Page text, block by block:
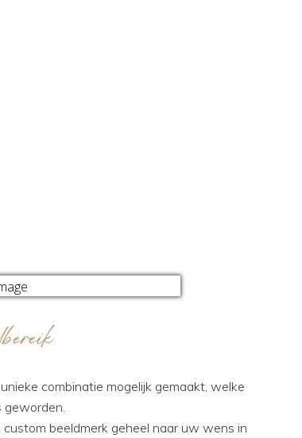
combinatie mogelijk gemaakt, welke
beeldmerk geheel naar uw wens in